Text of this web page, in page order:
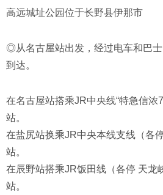
高远城址公园位于长野县伊那市
◎从名古屋站出发，经过电车和巴
到达。
在名古屋站搭乘JR中央线“特急信浓
站。
在盐尻站换乘JR中央本线支线（各
站。
在辰野站搭乘JR饭田线（各停 天龙
站。